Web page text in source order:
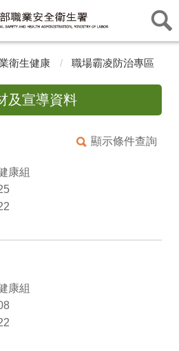
衛生健康 職場霸凌防治專區
及宣導資料
顯示條件查詢
康組
康組